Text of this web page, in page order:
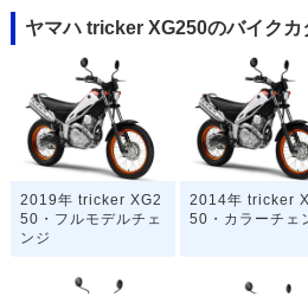
ヤマハ tricker XG250のバイクカ
2019年 tricker XG2
50・フルモデルチェ
ンジ
2014年 tricker
50・カラーチェ